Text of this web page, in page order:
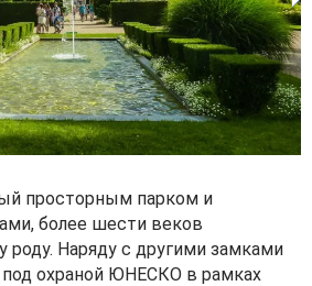
просторным парком и
более шести веков
роду. Наряду с другими замками
охраной ЮНЕСКО в рамках